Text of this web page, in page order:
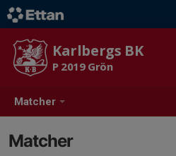
Matcher
Karlbergs BK
P 2019 Grön
Matcher